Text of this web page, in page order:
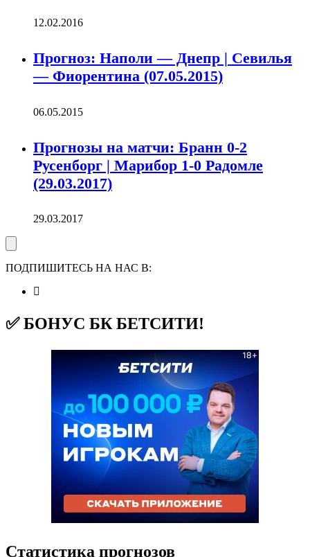
12.02.2016
Прогноз: Наполи — Днепр | Севилья
— Фиорентина (07.05.2015)
06.05.2015
Прогнозы на матчи: Бранн 0-2
Русенборг | Марибор 1-0 Радомле
(29.03.2017)
29.03.2017
ПОДПИШИТЕСЬ НА НАС В:
✅ БОНУС БК БЕТСИТИ!
Статистика прогнозов